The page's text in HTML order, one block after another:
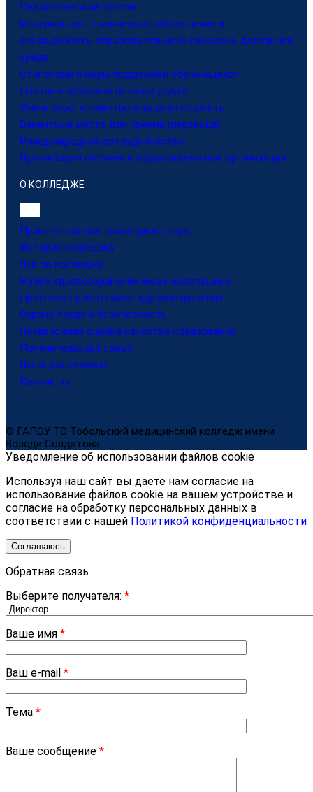
Педагогический состав
Материально-техническое обеспечение и
оснащенность образовательного процесса. доступная
среда
Стипендии и меры поддержки обучающихся
Платные образовательные услуги
Финансово-хозяйственная деятельность
Вакантные места для приема (перевода)
Международное сотрудничество
Организация питания в образовательной организации
О КОЛЛЕДЖЕ
Приветственное слово директора
История колледжа
Гид по колледжу
Музей здравоохранения им.а.к.новопашина
Профсоюз работников здравоохранения
Охрана труда и безопасность
Независимая оценка качества образования
Попечительский совет
Наши достижения
Контакты
© ГАПОУ ТО Тобольский медицинский колледж имени
Володи Солдатова
Уведомление об использовании файлов cookie
Используя наш сайт вы даете нам согласие на
использование файлов cookie на вашем устройстве и
согласие на обработку персональных данных в
соответствии с нашей Политикой конфиденциальности
Соглашаюсь
Обратная связь
Выберите получателя: *
Ваше имя *
Ваш e-mail *
Тема *
Ваше сообщение *